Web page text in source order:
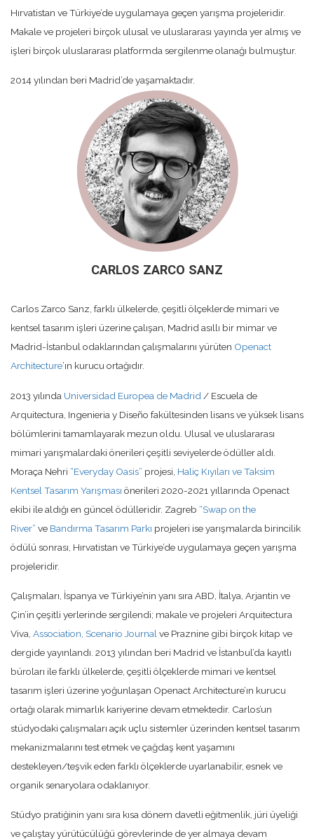
Hırvatistan ve Türkiye’de uygulamaya geçen yarışma projeleridir.
Makale ve projeleri birçok ulusal ve uluslararası yayında yer almış ve
işleri birçok uluslararası platformda sergilenme olanağı bulmuştur.
2014 yılından beri Madrid’de yaşamaktadır.
CARLOS ZARCO SANZ
Carlos Zarco Sanz, farklı ülkelerde, çeşitli ölçeklerde mimari ve
kentsel tasarım işleri üzerine çalışan, Madrid asıllı bir mimar ve
Madrid-İstanbul odaklarından çalışmalarını yürüten Openact
Architecture’ın kurucu ortağıdır.
2013 yılında Universidad Europea de Madrid / Escuela de
Arquitectura, Ingenieria y Diseño fakültesinden lisans ve yüksek lisans
bölümlerini tamamlayarak mezun oldu. Ulusal ve uluslararası
mimari yarışmalardaki önerileri çeşitli seviyelerde ödüller aldı.
Moraça Nehri “Everyday Oasis” projesi, Haliç Kıyıları ve Taksim
Kentsel Tasarım Yarışması önerileri 2020-2021 yıllarında Openact
ekibi ile aldığı en güncel ödülleridir. Zagreb “Swap on the
River” ve Bandırma Tasarım Parkı projeleri ise yarışmalarda birincilik
ödülü sonrası, Hırvatistan ve Türkiye’de uygulamaya geçen yarışma
projeleridir.
Çalışmaları, İspanya ve Türkiye’nin yanı sıra ABD, İtalya, Arjantin ve
Çin’in çeşitli yerlerinde sergilendi; makale ve projeleri Arquitectura
Viva, Association, Scenario Journal ve Praznine gibi birçok kitap ve
dergide yayınlandı. 2013 yılından beri Madrid ve İstanbul’da kayıtlı
büroları ile farklı ülkelerde, çeşitli ölçeklerde mimari ve kentsel
tasarım işleri üzerine yoğunlaşan Openact Architecture’ın kurucu
ortağı olarak mimarlık kariyerine devam etmektedir. Carlos’un
stüdyodaki çalışmaları açık uçlu sistemler üzerinden kentsel tasarım
mekanizmalarını test etmek ve çağdaş kent yaşamını
destekleyen/teşvik eden farklı ölçeklerde uyarlanabilir, esnek ve
organik senaryolara odaklanıyor.
Stüdyo pratiğinin yanı sıra kısa dönem davetli eğitmenlik, jüri üyeliği
ve çalıştay yürütücülüğü görevlerinde de yer almaya devam